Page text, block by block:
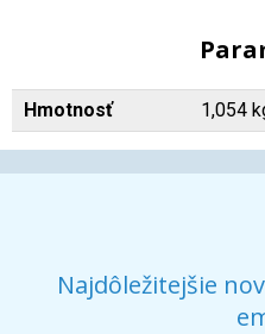
Hmotnosť 1,054
Najdôležitejšie